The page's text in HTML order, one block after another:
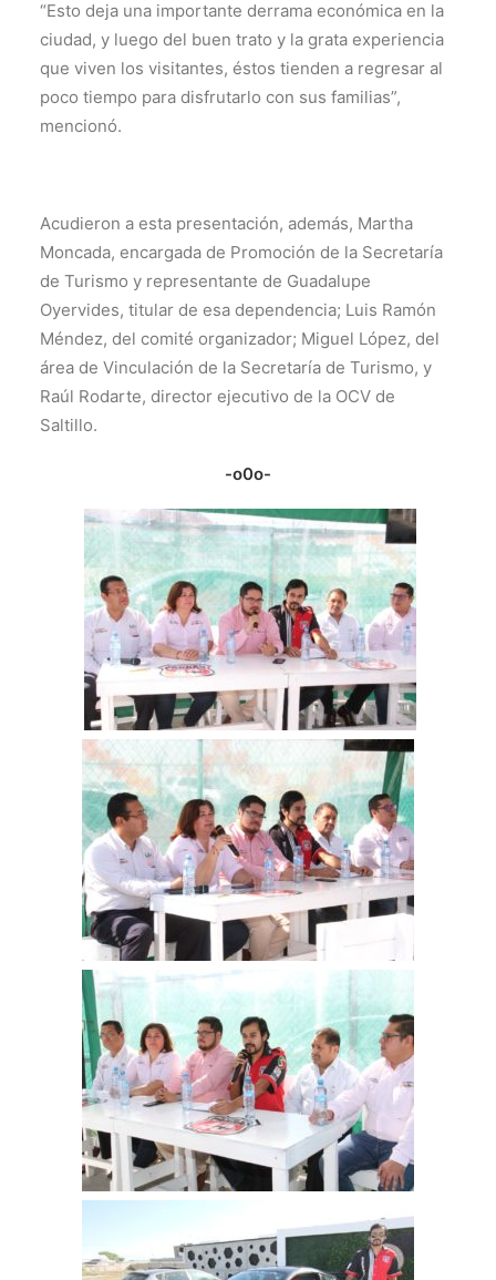
“Esto deja una importante derrama económica en la
ciudad, y luego del buen trato y la grata experiencia
que viven los visitantes, éstos tienden a regresar al
poco tiempo para disfrutarlo con sus familias”,
mencionó.
Acudieron a esta presentación, además, Martha
Moncada, encargada de Promoción de la Secretaría
de Turismo y representante de Guadalupe
Oyervides, titular de esa dependencia; Luis Ramón
Méndez, del comité organizador; Miguel López, del
área de Vinculación de la Secretaría de Turismo, y
Raúl Rodarte, director ejecutivo de la OCV de
Saltillo.
-o0o-